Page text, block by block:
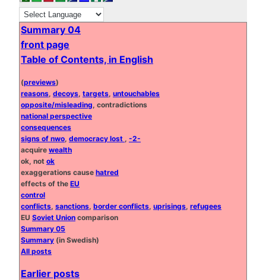
Summary 04
front page
Table of Contents, in English
(previews)
reasons, decoys, targets, untouchables
opposite/misleading, contradictions
national perspective
consequences
signs of nwo, democracy lost , -2-
acquire wealth
ok, not ok
exaggerations cause hatred
effects of the EU
control
conflicts, sanctions, border conflicts, uprisings, refugees
EU Soviet Union comparison
Summary 05
Summary (in Swedish)
All posts
Earlier posts